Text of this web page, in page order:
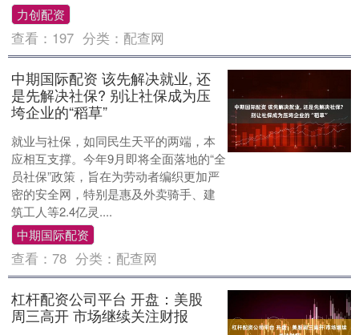
力创配资
查看： 197 分类： 配查网
中期国际配资 该先解决就业, 还
是先解决社保? 别让社保成为压
垮企业的“稻草”
就业与社保，如同民生天平的两端，本
应相互支撑。今年9月即将全面落地的“全
员社保”政策，旨在为劳动者编织更加严
密的安全网，特别是惠及外卖骑手、建
筑工人等2.4亿灵....
中期国际配资
查看：78 分类： 配查网
杠杆配资公司平台 开盘：美股
周三高开 市场继续关注财报